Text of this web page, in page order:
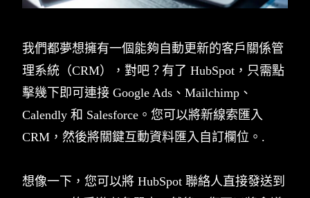
我們都夢想擁有一個能夠自動更新的客戶關係管
理系統（CRM），對吧？有了 HubSpot，只需點
擊幾下即可連接 Google Ads、Mailchimp、
Calendly 和 Salesforce。您可以將新線索匯入
CRM，然後將關鍵互動資料匯入自訂欄位。.
想像一下，您可以將 HubSpot 聯絡人直接發送到